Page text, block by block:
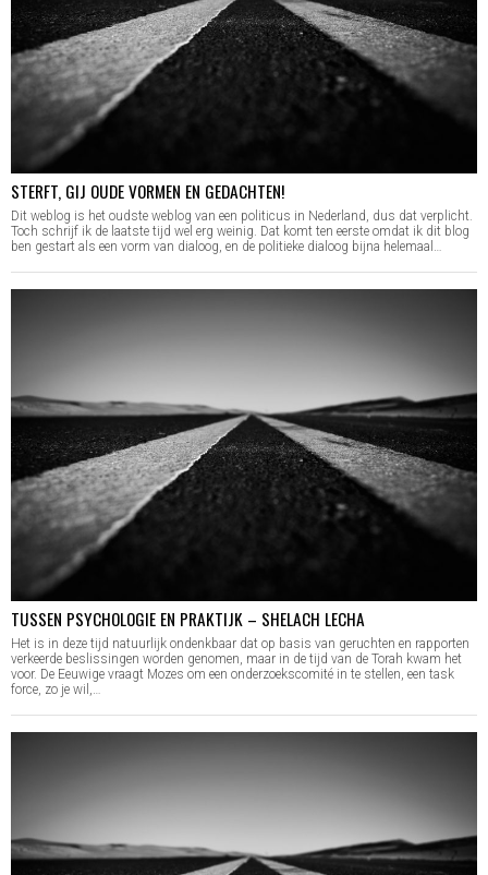
STERFT, GIJ OUDE VORMEN EN GEDACHTEN!
Dit weblog is het oudste weblog van een politicus in Nederland, dus dat verplicht.
Toch schrijf ik de laatste tijd wel erg weinig. Dat komt ten eerste omdat ik dit blog
ben gestart als een vorm van dialoog, en de politieke dialoog bijna helemaal…
TUSSEN PSYCHOLOGIE EN PRAKTIJK – SHELACH LECHA
Het is in deze tijd natuurlijk ondenkbaar dat op basis van geruchten en rapporten
verkeerde beslissingen worden genomen, maar in de tijd van de Torah kwam het
voor. De Eeuwige vraagt Mozes om een onderzoekscomité in te stellen, een task
force, zo je wil,…